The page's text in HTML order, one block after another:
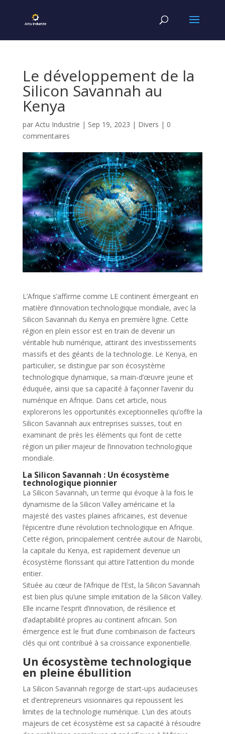
Le développement de la
Silicon Savannah au
Kenya
par Actu Industrie | Sep 19, 2023 | Divers | 0
commentaires
L’Afrique s’affirme comme LE continent émergeant en
matière d’innovation technologique mondiale, avec la
Silicon Savannah du Kenya en première ligne. Cette
région en plein essor est en train de devenir un
véritable hub numérique, attirant des investissements
massifs et des géants de la technologie. Le Kenya, en
particulier, se distingue par son écosystème
technologique dynamique, sa main-d’œuvre jeune et
éduquée, ainsi que sa capacité à façonner l’avenir du
numérique en Afrique. Dans cet article, nous
explorerons les opportunités exceptionnelles qu’offre la
Silicon Savannah aux entreprises suisses, tout en
examinant de près les éléments qui font de cette
région un pilier majeur de l’innovation technologique
mondiale.
La Silicon Savannah : Un écosystème
technologique pionnier
La Silicon Savannah, un terme qui évoque à la fois le
dynamisme de la Silicon Valley américaine et la
majesté des vastes plaines africaines, est devenue
l’épicentre d’une révolution technologique en Afrique.
Cette région, principalement centrée autour de Nairobi,
la capitale du Kenya, est rapidement devenue un
écosystème florissant qui attire l’attention du monde
entier.
Située au cœur de l’Afrique de l’Est, la Silicon Savannah
est bien plus qu’une simple imitation de la Silicon Valley.
Elle incarne l’esprit d’innovation, de résilience et
d’adaptabilité propres au continent africain. Son
émergence est le fruit d’une combinaison de facteurs
clés qui ont contribué à sa croissance exponentielle.
Un écosystème technologique
en pleine ébullition
La Silicon Savannah regorge de start-ups audacieuses
et d’entrepreneurs visionnaires qui repoussent les
limites de la technologie numérique. L’un des atouts
majeurs de cet écosystème est sa capacité à résoudre